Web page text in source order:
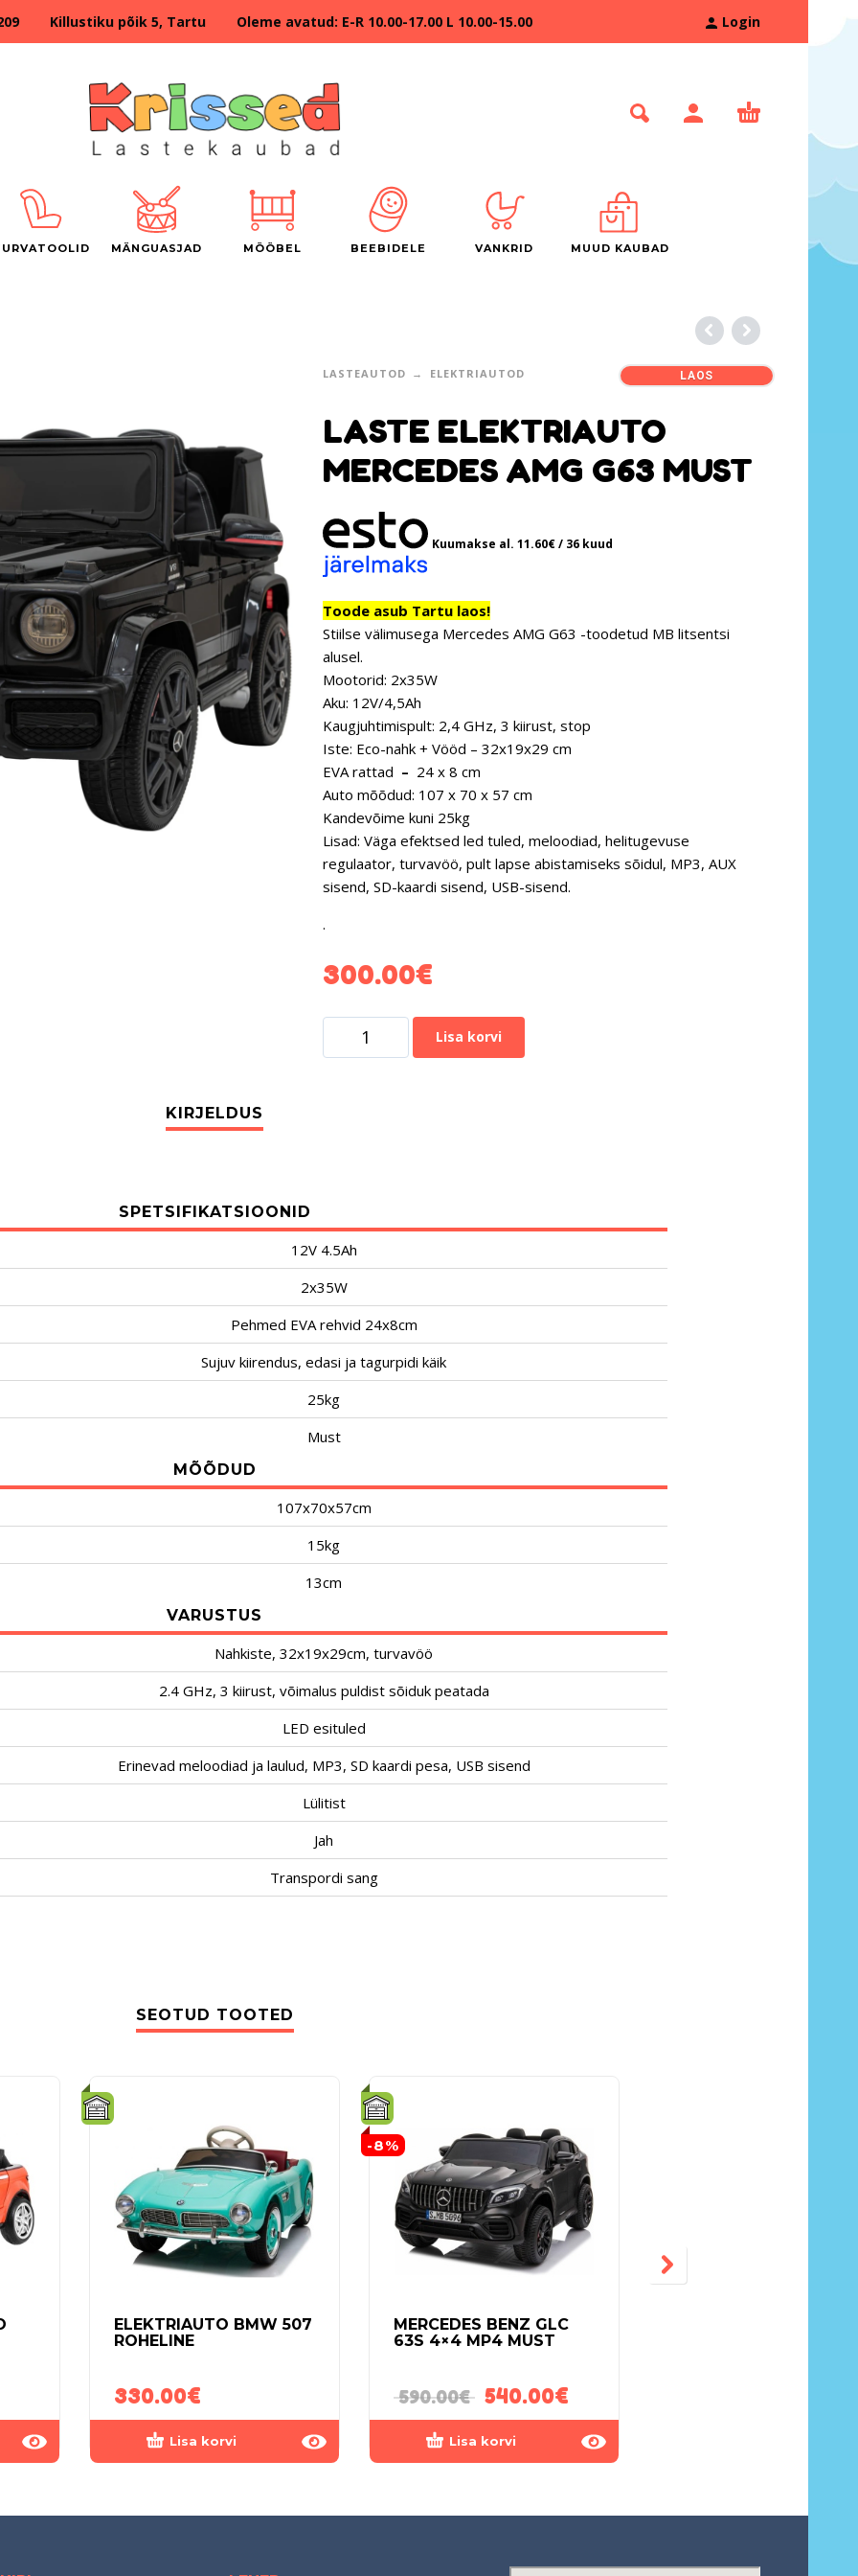
Killustiku põik 5, Tartu Oleme avatud: E-R 10.00-17.00 L 10.00-15.00 Login
MÄNGUASJAD MÖÖBEL BEEBIDELE VANKRID MUUD KAUBAD
LASTEAUTOD ELEKTRIAUTOD LAOS
LASTE ELEKTRIAUTO
MERCEDES AMG G63 MUST
Kuumakse al. 11.60€/ 36 kuud
Toode asub Tartu laos!
Stiilse välimusega Mercedes AMG G63 -toodetud MB litsentsi
alusel.
Mootorid: 2x35W
Aku: 12V/4,5Ah
Kaugjuhtimispult: 2,4 GHz, 3 kiirust, stop
Iste: Eco-nahk + Vööd – 32x19x29 cm
EVA rattad – 24 x 8 cm
Auto mõõdud: 107 x 70 x 57 cm
Kandevõime kuni 25kg
Lisad: Väga efektsed led tuled, meloodiad, helitugevuse
regulaator, turvavöö, pult lapse abistamiseks sõidul, MP3, AUX
sisend, SD-kaardi sisend, USB-sisend.
.
300.00€
Lisa korvi
SPETSIFIKATSIOONID
12V 4.5Ah
2x35W
Pehmed EVA rehvid 24x8cm
Sujuv kiirendus, edasi ja tagurpidi käik
25kg
Must
MÕÕDUD
107x70x57cm
15kg
13cm
VARUSTUS
Nahkiste, 32x19x29cm, turvavöö
2.4 GHz, 3 kiirust, võimalus puldist sõiduk peatada
LED esituled
Erinevad meloodiad ja laulud, MP3, SD kaardi pesa, USB sisend
Lülitist
Jah
Transpordi sang
SEOTUD TOOTED
ELEKTRIAUTO BMW 507
ROHELINE
330.00€
Lisa korvi
-8%
MERCEDES BENZ GLC
63S 4×4 MP4 MUST
590.00€ 540.00€
Lisa korvi